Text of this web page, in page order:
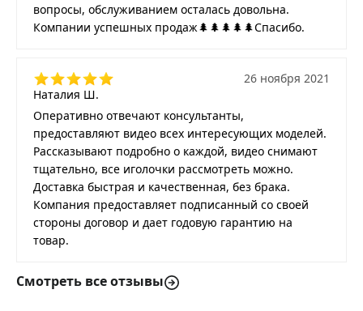
вопросы, обслуживанием осталась довольна.
Компании успешных продаж🌲🌲🌲🌲🌲Спасибо.
Наталия Ш.
26 ноября 2021
Оперативно отвечают консультанты,
предоставляют видео всех интересующих моделей.
Рассказывают подробно о каждой, видео снимают
тщательно, все иголочки рассмотреть можно.
Доставка быстрая и качественная, без брака.
Компания предоставляет подписанный со своей
стороны договор и дает годовую гарантию на
товар.
Смотреть все отзывы